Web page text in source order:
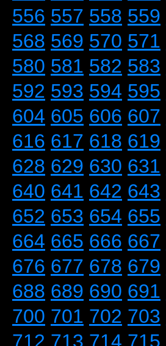
556 557 558 559
568 569 570 571
580 581 582 583
592 593 594 595
604 605 606 607
616 617 618 619
628 629 630 631
640 641 642 643
652 653 654 655
664 665 666 667
676 677 678 679
688 689 690 691
700 701 702 703
712 713 714 715